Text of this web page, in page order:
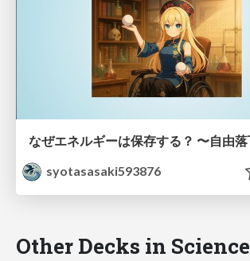
syotasasaki593876
Other Decks in Science